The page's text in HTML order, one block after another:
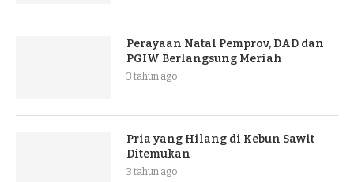
Perayaan Natal Pemprov, DAD dan
PGIW Berlangsung Meriah
3 tahun ago
Pria yang Hilang di Kebun Sawit
Ditemukan
3 tahun ago